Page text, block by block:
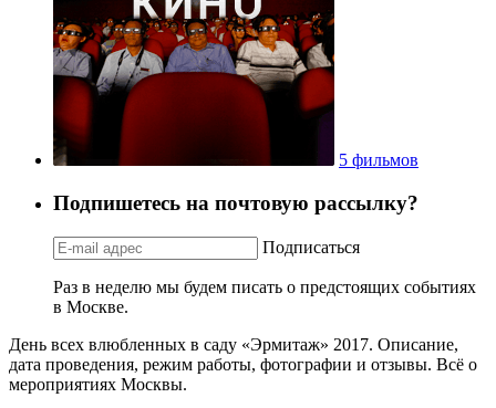
5 фильмов
Подпишетесь на почтовую рассылку?
Подписаться
Раз в неделю мы будем писать о предстоящих событиях
в Москве.
День всех влюбленных в саду «Эрмитаж» 2017. Описание,
дата проведения, режим работы, фотографии и отзывы. Всё о
мероприятиях Москвы.